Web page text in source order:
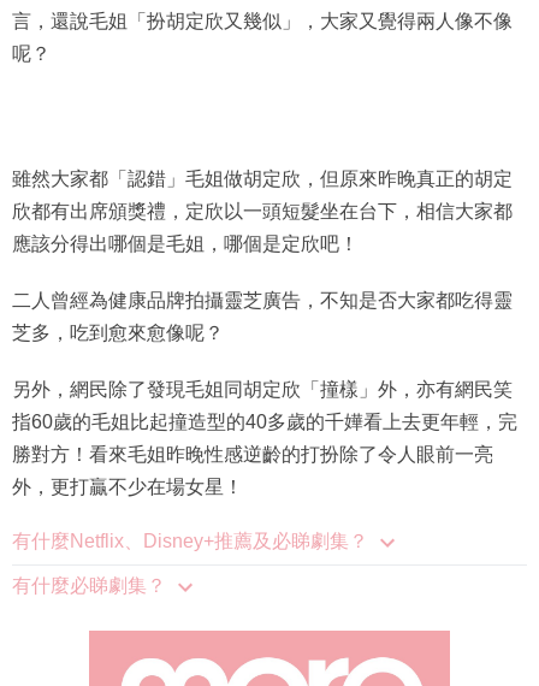
言，還說毛姐「扮胡定欣又幾似」，大家又覺得兩人像不像
呢？
雖然大家都「認錯」毛姐做胡定欣，但原來昨晚真正的胡定
欣都有出席頒獎禮，定欣以一頭短髮坐在台下，相信大家都
應該分得出哪個是毛姐，哪個是定欣吧！
二人曾經為健康品牌拍攝靈芝廣告，不知是否大家都吃得靈
芝多，吃到愈來愈像呢？
另外，網民除了發現毛姐同胡定欣「撞樣」外，亦有網民笑
指60歲的毛姐比起撞造型的40多歲的千嬅看上去更年輕，完
勝對方！看來毛姐昨晚性感逆齡的打扮除了令人眼前一亮
外，更打贏不少在場女星！
有什麼Netflix、Disney+推薦及必睇劇集？
有什麼必睇劇集？